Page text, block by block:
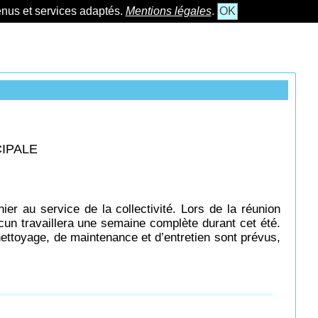
et services adaptés. Mentions légales. OK
au service de la collectivité. Lors de la réunion
travaillera une semaine complète durant cet été.
de maintenance et d’entretien sont prévus,